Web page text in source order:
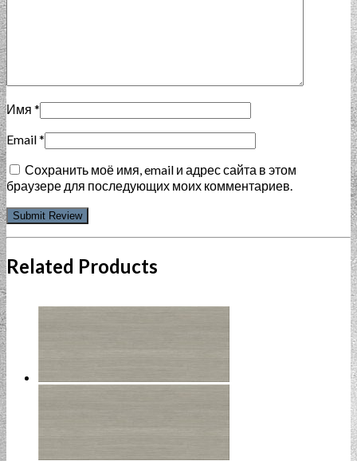
Имя *
Email*
Сохранить моё имя, email и адрес сайта в этом
браузере для последующих моих комментариев.
Related Products